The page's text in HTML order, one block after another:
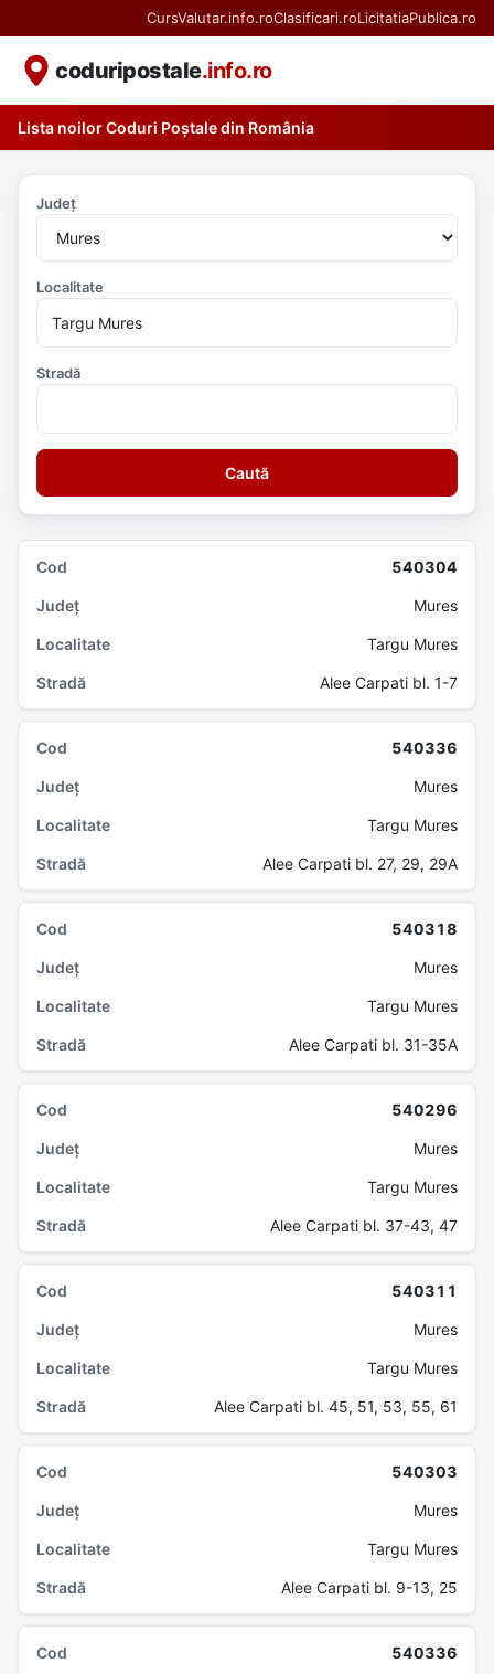
CursValutar.info.roClasificari.roLicitatiaPublica.ro
coduripostale.info.ro
Lista noilor Coduri Poștale din România
Județ
Localitate
Stradă
Caută
540304
Mures
Targu Mures
Alee Carpati bl. 1-7
540336
Mures
Targu Mures
Alee Carpati bl. 27, 29, 29A
540318
Mures
Targu Mures
Alee Carpati bl. 31-35A
540296
Mures
Targu Mures
Alee Carpati bl. 37-43, 47
540311
Mures
Targu Mures
Alee Carpati bl. 45, 51, 53, 55, 61
540303
Mures
Targu Mures
Alee Carpati bl. 9-13, 25
540336